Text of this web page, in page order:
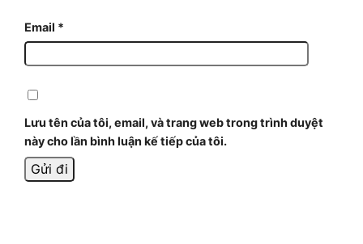
Email *
Lưu tên của tôi, email, và trang web trong trình duyệt
này cho lần bình luận kế tiếp của tôi.